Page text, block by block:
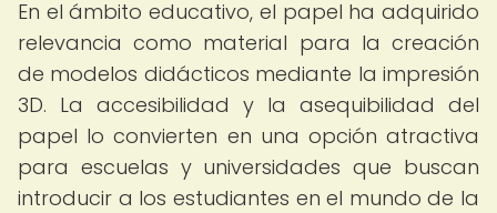
En el ámbito educativo, el papel ha adquirido
relevancia como material para la creación
de modelos didácticos mediante la impresión
3D. La accesibilidad y la asequibilidad del
papel lo convierten en una opción atractiva
para escuelas y universidades que buscan
introducir a los estudiantes en el mundo de la